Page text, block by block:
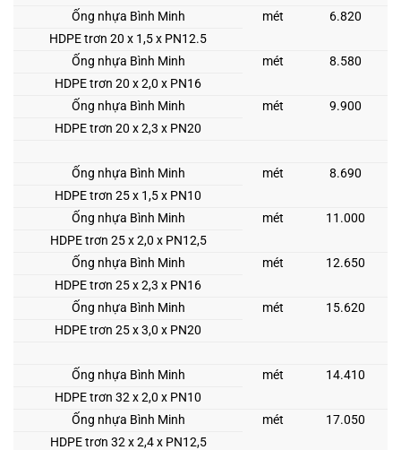
Ống nhựa Bình Minh mét
6.820
HDPE trơn 20 x 1,5 x PN12.5
Ống nhựa Bình Minh
mét
8.580
HDPE trơn 20 x 2,0 x PN16
Ống nhựa Bình Minh
mét
9.900
HDPE trơn 20 x 2,3 x PN20
Ống nhựa Bình Minh mét
8.690
HDPE trơn 25 x 1,5 x PN10
Ống nhựa Bình Minh
mét
11.000
HDPE trơn 25 x 2,0 x PN12,5
Ống nhựa Bình Minh
mét
12.650
HDPE trơn 25 x 2,3 x PN16
Ống nhựa Bình Minh
mét
15.620
HDPE trơn 25 x 3,0 x PN20
Ống nhựa Bình Minh mét
14.410
HDPE trơn 32 x 2,0 x PN10
Ống nhựa Bình Minh
mét
17.050
HDPE trơn 32 x 2,4 x PN12,5